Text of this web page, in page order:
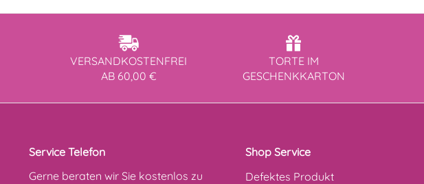
VERSANDKOSTENFREI
AB 60,00 €
TORTE IM
GESCHENKKARTON
Service Telefon
Gerne beraten wir Sie kostenlos zu
Shop Service
Defektes Produkt